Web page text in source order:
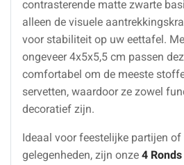
contrasterende matte zwarte
alleen de visuele
voor stabiliteit op uw eettafel.
ongeveer 4x5x5,5 cm passen
comfortabel om de meeste
servetten, waardoor ze zowel
decoratief zijn.
Ideaal voor feestelijke partijen of
gelegenheden, zijn onze 4